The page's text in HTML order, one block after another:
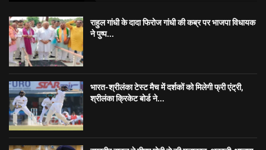
राहुल गांधी के दादा फिरोज गांधी की कब्र पर भाजपा विधायक
ने पुष्प...
भारत-श्रीलंका टेस्ट मैच में दर्शकों को मिलेगी फ्री एंट्री,
श्रीलंका क्रिकेट बोर्ड ने...